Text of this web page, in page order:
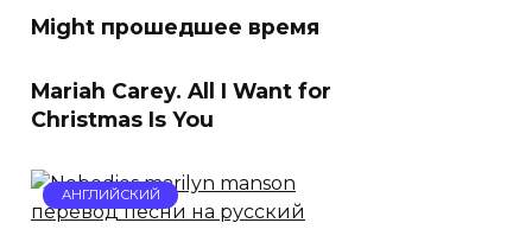
Might прошедшее время
Mariah Carey. All I Want for
Christmas Is You
АНГЛИЙСКИЙ